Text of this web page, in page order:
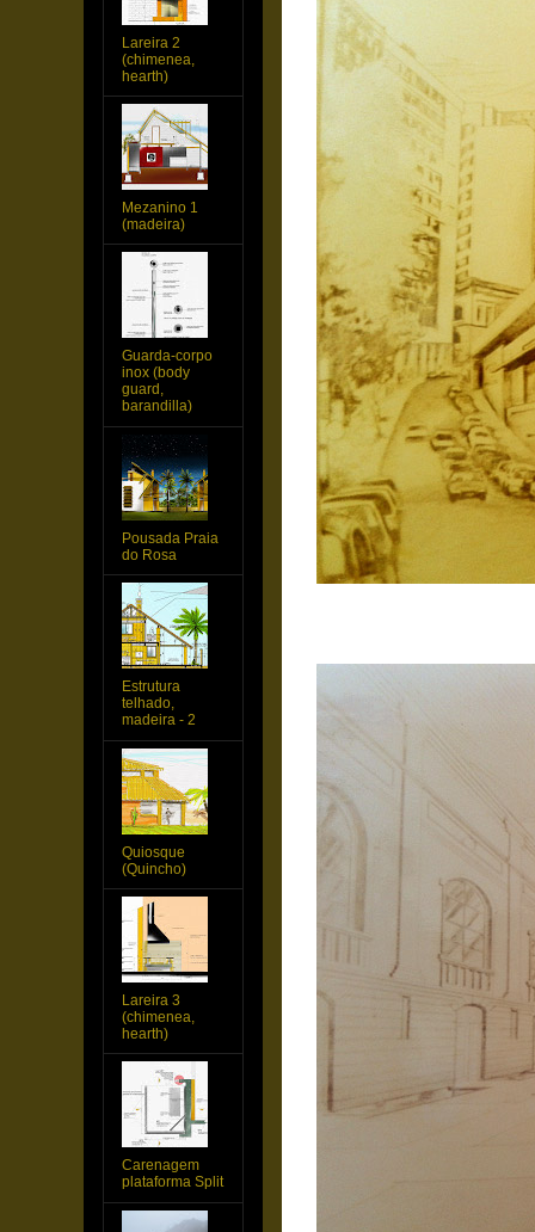
Lareira 2
(chimenea,
hearth)
Mezanino 1
(madeira)
Guarda-corpo
inox (body
guard,
barandilla)
Pousada Praia
do Rosa
Estrutura
telhado,
madeira - 2
Quiosque
(Quincho)
Lareira 3
(chimenea,
hearth)
Carenagem
plataforma Split